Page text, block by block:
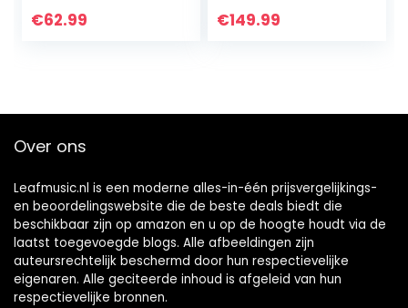
Compacte USB
€62.99
pads, vier
€149.99
Over ons
Leafmusic.nl is een moderne alles-in-één prijsvergelijkings-
en beoordelingswebsite die de beste deals biedt die
beschikbaar zijn op amazon en u op de hoogte houdt via de
laatst toegevoegde blogs. Alle afbeeldingen zijn
auteursrechtelijk beschermd door hun respectievelijke
eigenaren. Alle geciteerde inhoud is afgeleid van hun
respectievelijke bronnen.